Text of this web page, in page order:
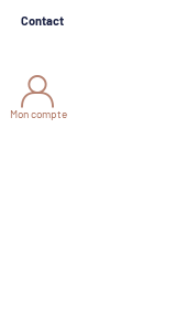
Contact
Mon compte